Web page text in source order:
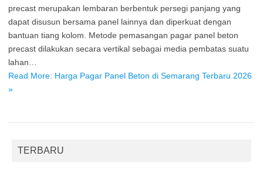
precast merupakan lembaran berbentuk persegi panjang yang
dapat disusun bersama panel lainnya dan diperkuat dengan
bantuan tiang kolom. Metode pemasangan pagar panel beton
precast dilakukan secara vertikal sebagai media pembatas suatu
lahan…
Read More: Harga Pagar Panel Beton di Semarang Terbaru 2026
»
TERBARU